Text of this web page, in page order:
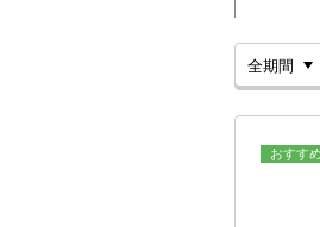
おすす